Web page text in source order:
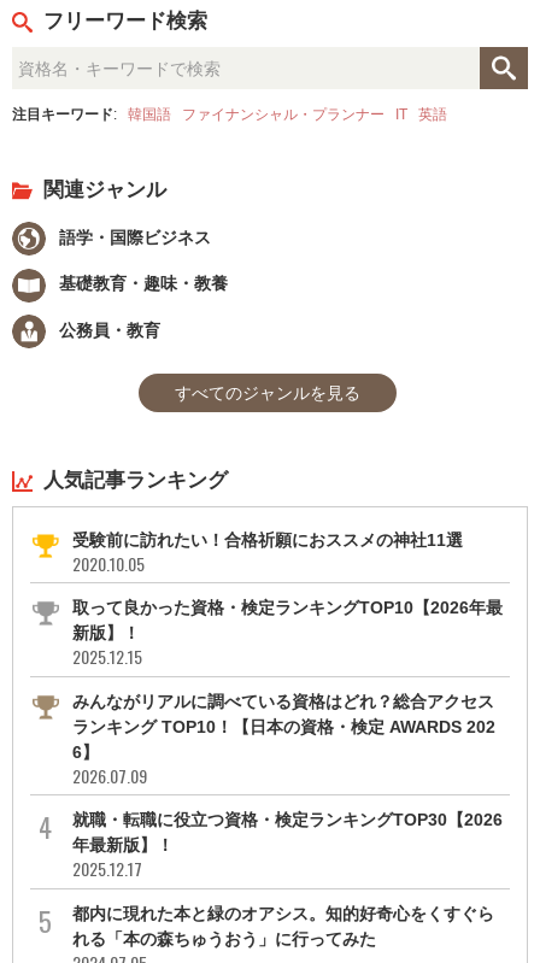
フリーワード検索
注目キーワード: 韓国語 ファイナンシャル・プランナー IT 英語
関連ジャンル
語学・国際ビジネス
基礎教育・趣味・教養
公務員・教育
すべてのジャンルを見る
人気記事ランキング
受験前に訪れたい！合格祈願におススメの神社11選
2020.10.05
取って良かった資格・検定ランキングTOP10【2026年最
新版】！
2025.12.15
みんながリアルに調べている資格はどれ？総合アクセス
ランキング TOP10！【日本の資格・検定 AWARDS 202
6】
2026.07.09
就職・転職に役立つ資格・検定ランキングTOP30【2026
年最新版】！
2025.12.17
都内に現れた本と緑のオアシス。知的好奇心をくすぐら
れる「本の森ちゅうおう」に行ってみた